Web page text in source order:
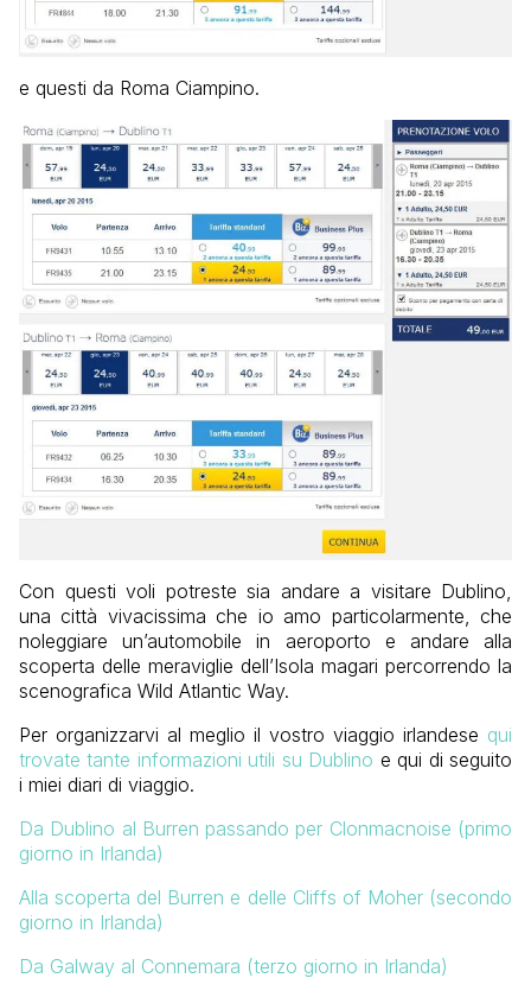
e questi da Roma Ciampino.
Con questi voli potreste sia andare a visitare Dublino,
una città vivacissima che io amo particolarmente, che
noleggiare un’automobile in aeroporto e andare alla
scoperta delle meraviglie dell’Isola magari percorrendo la
scenografica Wild Atlantic Way.
Per organizzarvi al meglio il vostro viaggio irlandese qui
trovate tante informazioni utili su Dublino e qui di seguito
i miei diari di viaggio.
Da Dublino al Burren passando per Clonmacnoise (primo
giorno in Irlanda)
Alla scoperta del Burren e delle Cliffs of Moher (secondo
giorno in Irlanda)
Da Galway al Connemara (terzo giorno in Irlanda)